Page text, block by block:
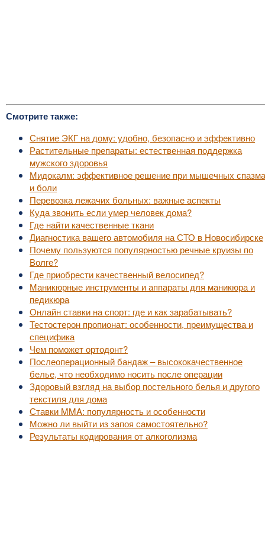
Смотрите также:
Снятие ЭКГ на дому: удобно, безопасно и эффективно
Растительные препараты: естественная поддержка
мужского здоровья
Мидокалм: эффективное решение при мышечных
и боли
Перевозка лежачих больных: важные аспекты
Куда звонить если умер человек дома?
Где найти качественные ткани
Диагностика вашего автомобиля на СТО в Новосибирске
Почему пользуются популярностью речные круизы по
Волге?
Где приобрести качественный велосипед?
Маникюрные инструменты и аппараты для маникюра и
педикюра
Онлайн ставки на спорт: где и как зарабатывать?
Тестостерон пропионат: особенности, преимущества и
специфика
Чем поможет ортодонт?
Послеоперационный бандаж – высококачественное
белье, что необходимо носить после операции
Здоровый взгляд на выбор постельного белья и другого
текстиля для дома
Ставки MMA: популярность и особенности
Можно ли выйти из запоя самостоятельно?
Результаты кодирования от алкоголизма